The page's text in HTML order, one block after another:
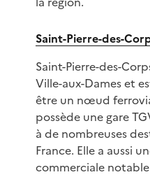
Saint-Pierre-des-
Saint-Pierre-des-
Ville-aux-Dames et
être un nœud
possède une gare
à de nombreuses
France. Elle a aussi
commerciale